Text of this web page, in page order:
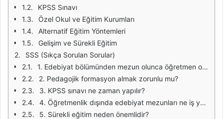
KPSS Sınavı
Özel Okul ve Eğitim Kurumları
Alternatif Eğitim Yöntemleri
Gelişim ve Sürekli Eğitim
SSS (Sıkça Sorulan Sorular)
1. Edebiyat bölümünden mezun olunca öğretmen olmak zorunlu mu?
2. Pedagojik formasyon almak zorunlu mu?
3. KPSS sınavı ne zaman yapılır?
4. Öğretmenlik dışında edebiyat mezunları ne iş yapabilir?
5. Sürekli eğitim neden önemlidir?